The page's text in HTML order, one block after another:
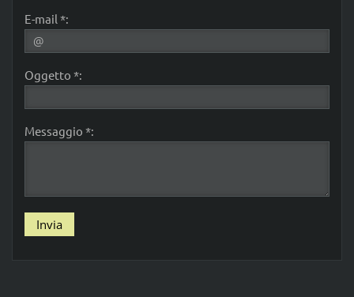
E-mail *:
Oggetto *:
Messaggio *: